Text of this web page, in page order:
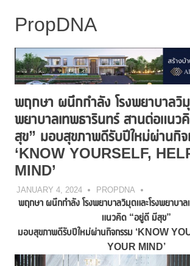
พฤกษา ผนึกกำลัง โรงพยาบาลวิมุ
พยาบาลเทพธารินทร์ สานต่อแนว
สุข” มอบสุขภาพดีรับปีใหม่ผ่านกิจ
‘KNOW YOURSELF,
MIND’
JANUARY 4, 2024 PROPDNA
พฤกษา ผนึกกำลัง โรงพยาบาลวิมุตและโรงพยาบา
แนวคิด “อยู่ดี มีสุข”
มอบสุขภาพดีรับปีใหม่ผ่านกิจกรรม ‘KNOW
YOUR MIND’